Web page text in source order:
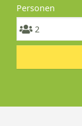
Personen